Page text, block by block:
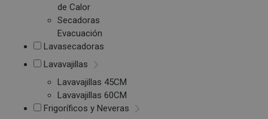
de Calor
Secadoras
Evacuación
Lavasecadoras
Lavavajillas
Lavavajillas 45CM
Lavavajillas 60CM
Frigoríficos y Neveras